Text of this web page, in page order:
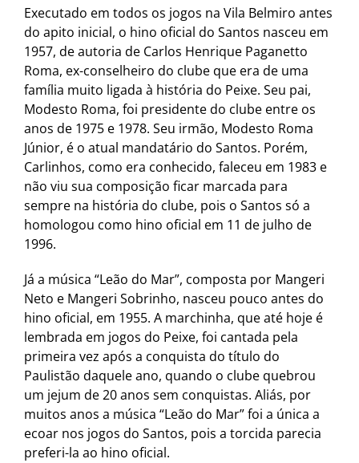
Executado em todos os jogos na Vila Belmiro antes
do apito inicial, o hino oficial do Santos nasceu em
1957, de autoria de Carlos Henrique Paganetto
Roma, ex-conselheiro do clube que era de uma
família muito ligada à história do Peixe. Seu pai,
Modesto Roma, foi presidente do clube entre os
anos de 1975 e 1978. Seu irmão, Modesto Roma
Júnior, é o atual mandatário do Santos. Porém,
Carlinhos, como era conhecido, faleceu em 1983 e
não viu sua composição ficar marcada para
sempre na história do clube, pois o Santos só a
homologou como hino oficial em 11 de julho de
1996.
Já a música “Leão do Mar”, composta por Mangeri
Neto e Mangeri Sobrinho, nasceu pouco antes do
hino oficial, em 1955. A marchinha, que até hoje é
lembrada em jogos do Peixe, foi cantada pela
primeira vez após a conquista do título do
Paulistão daquele ano, quando o clube quebrou
um jejum de 20 anos sem conquistas. Aliás, por
muitos anos a música “Leão do Mar” foi a única a
ecoar nos jogos do Santos, pois a torcida parecia
preferi-la ao hino oficial.